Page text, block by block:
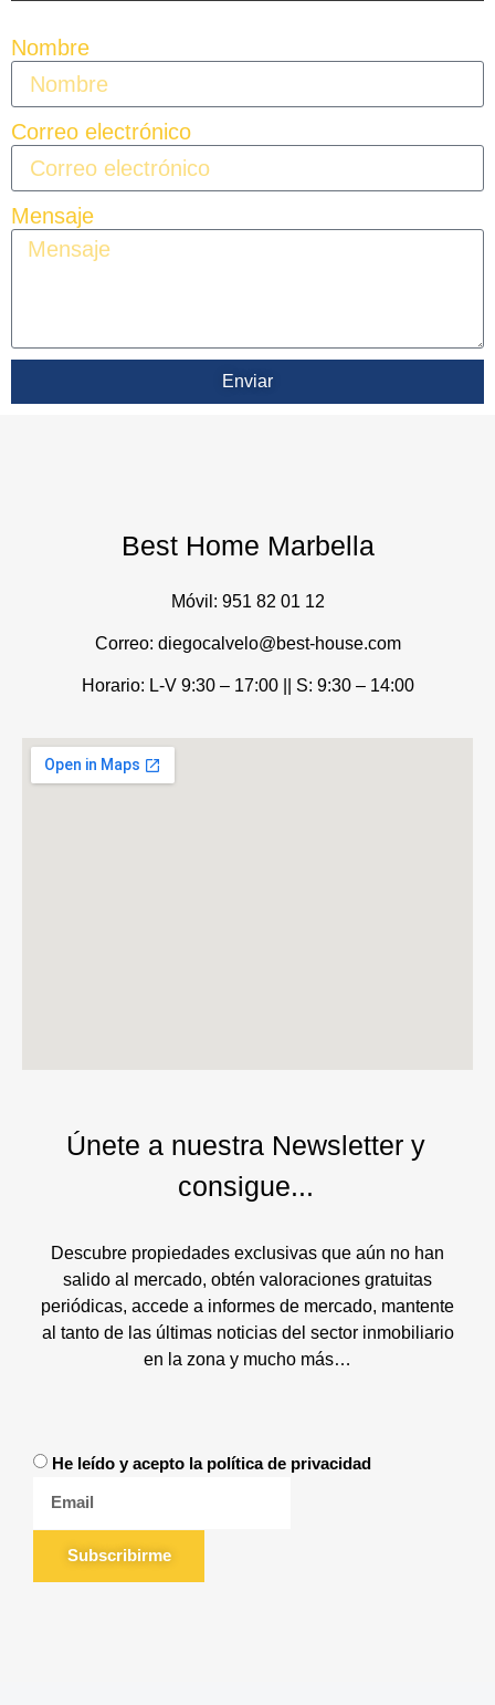
Nombre
Correo electrónico
Mensaje
Enviar
Best Home Marbella
Móvil: 951 82 01 12
Correo: diegocalvelo@best-house.com
Horario: L-V 9:30 – 17:00 || S: 9:30 – 14:00
Únete a nuestra Newsletter y
consigue...
Descubre propiedades exclusivas que aún no han
salido al mercado, obtén valoraciones gratuitas
periódicas, accede a informes de mercado, mantente
al tanto de las últimas noticias del sector inmobiliario
en la zona y mucho más…
He leído y acepto la política de privacidad
Subscribirme